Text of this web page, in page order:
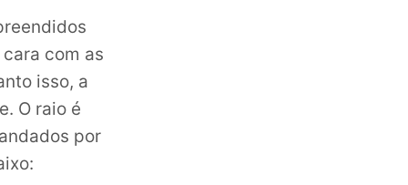
com as
isso, a
O raio é
por